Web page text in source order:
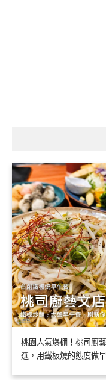
桃園人氣爆棚！桃司廚
選，用鐵板燒的態度做